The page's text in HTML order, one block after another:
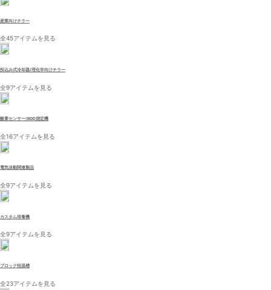
産業向けチラー
全45アイテムを見る
投込み式冷却器/理化学向けチラー
全9アイテムを見る
酸素センサー/BOD測定機
全16アイテムを見る
電気泳動関連製品
全9アイテムを見る
カスタム培養機
全9アイテムを見る
ブロック恒温槽
全23アイテムを見る